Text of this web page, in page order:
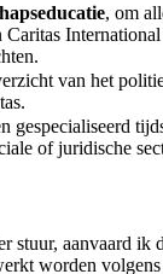
, om
Caritas
van het
gespecialiseerd
of juridische
worden volgens